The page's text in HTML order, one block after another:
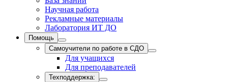
Научная работа
Рекламные материалы
Лаборатория ИТ ДО
Помощь
Самоучители по работе в СДО
Для учащихся
Для преподавателей
Техподдержка: